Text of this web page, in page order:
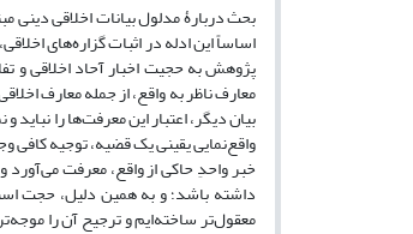
بحث دربارۀ مدلول بیانات اخلاقی دینی
اساساً این ادله در اثبات گزاره‌های
پژوهش به حجیت اخبار آحاد اخلاقی و
معارف ناظر به واقع، از جمله معارف
بیان دیگر، اعتبار این معرفت‌ها را
واقع‌نمایی یقینی یک قضیه، توجیه کافی
خبر واحدِ حاکی از واقع، معرفت
داشته باشد؛ و به همین دلیل، حجت
معقول‌تر ساخته‌ایم و ترجیح آن را